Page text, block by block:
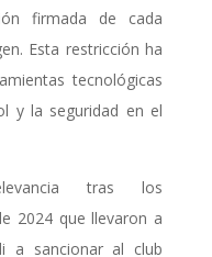
firmada de cada
Esta restricción ha
tecnológicas
y la seguridad en el
tras los
2024 que llevaron a
a sancionar al club